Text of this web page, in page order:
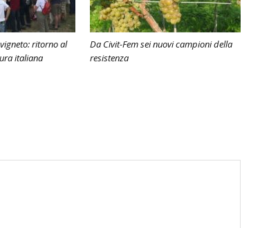
ritorno al
italiana
Da Civit-Fem sei nuovi campioni della
resistenza